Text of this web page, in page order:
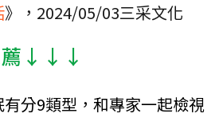
》，2024/05/03三采文化
薦↓↓↓
分9類型，和專家一起檢視